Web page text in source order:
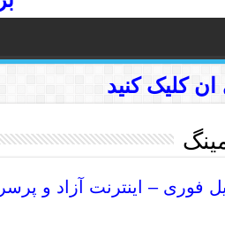
کلیک کنید